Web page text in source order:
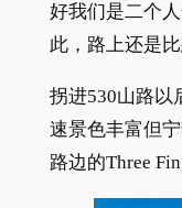
好我们是二个
此，路上还是
拐进530山路以
速景色丰富但
路边的Three